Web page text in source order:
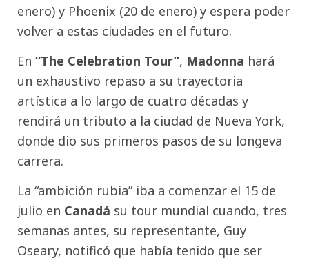
enero) y Phoenix (20 de enero) y espera poder
volver a estas ciudades en el futuro.
En “The Celebration Tour”, Madonna hará
un exhaustivo repaso a su trayectoria
artística a lo largo de cuatro décadas y
rendirá un tributo a la ciudad de Nueva York,
donde dio sus primeros pasos de su longeva
carrera.
La “ambición rubia” iba a comenzar el 15 de
julio en Canadá su tour mundial cuando, tres
semanas antes, su representante, Guy
Oseary, notificó que había tenido que ser